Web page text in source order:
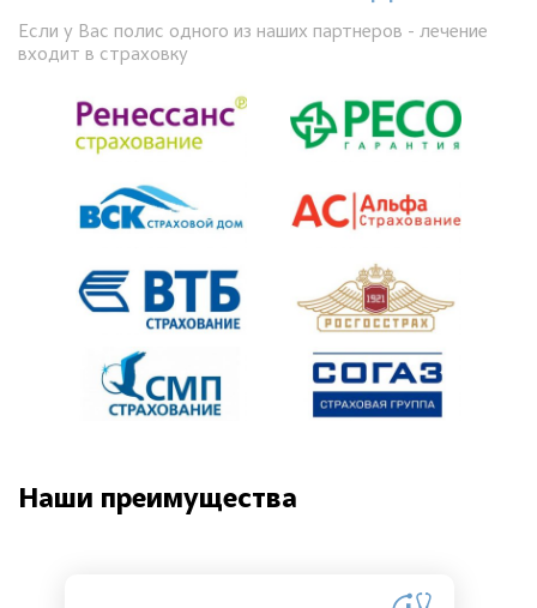
Если у Вас полис одного из наших партнеров - лечение
входит в страховку
Наши преимущества